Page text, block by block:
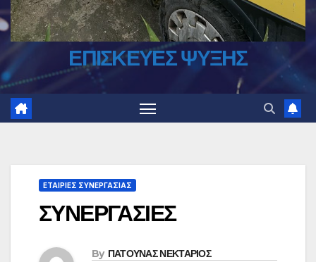
ΕΠΙΣΚΕΥΕΣ ΨΥΞΗΣ
ΕΤΑΙΡΙΕΣ ΣΥΝΕΡΓΑΣΙΑΣ
ΣΥΝΕΡΓΑΣΙΕΣ
By ΠΑΤΟΥΝΑΣ ΝΕΚΤΑΡΙΟΣ